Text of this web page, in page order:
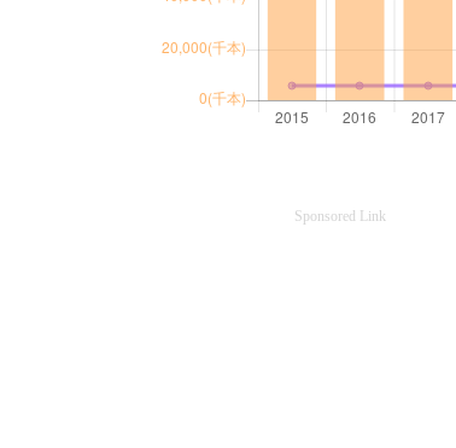
Sponsored Link